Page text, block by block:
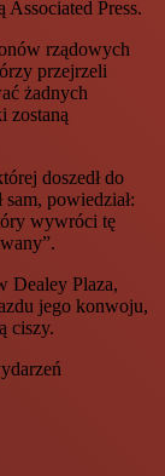
Press.
rządowych
przejrzeli
żadnych
zostaną
doszedł do
powiedział:
wywróci tę
Dealey Plaza,
jego konwoju,
ciszy.